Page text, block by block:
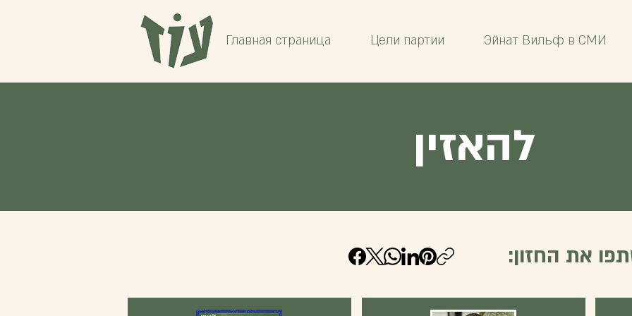
Главная страница Цели партии Эйнат Вильф в СМИ
להאזין
את החזון: